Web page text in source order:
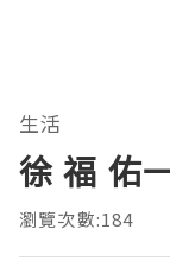
生活
徐 福 佑
瀏覽次數:184